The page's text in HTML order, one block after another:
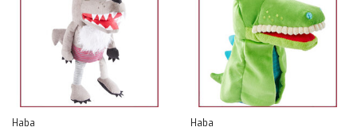
Haba Haba